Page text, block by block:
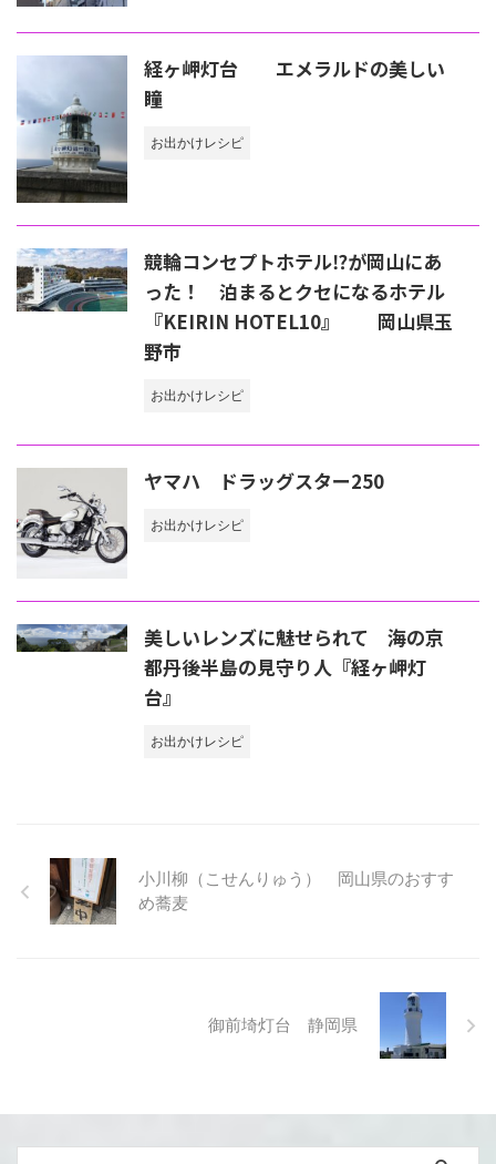
経ヶ岬灯台 エメラルドの美しい
瞳
お出かけレシピ
競輪コンセプトホテル⁉が岡山にあ
った！ 泊まるとクセになるホテル
『KEIRIN HOTEL10』 岡山県玉
野市
お出かけレシピ
ヤマハ ドラッグスター250
お出かけレシピ
美しいレンズに魅せられて 海の京
都丹後半島の見守り人『経ヶ岬灯
台』
お出かけレシピ
小川柳（こせんりゅう） 岡山県のおすす
め蕎麦
御前埼灯台 静岡県